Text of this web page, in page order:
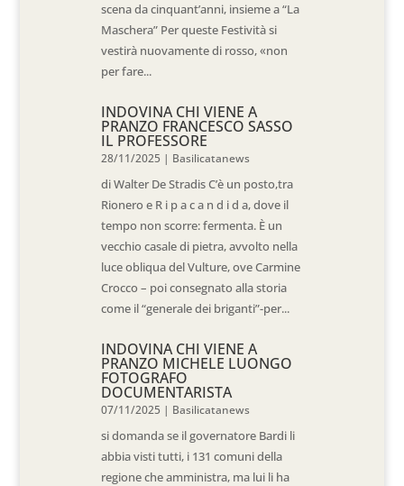
scena da cinquant’anni, insieme a “La
Maschera” Per queste Festività si
vestirà nuovamente di rosso, «non
per fare...
INDOVINA CHI VIENE A
PRANZO FRANCESCO SASSO
IL PROFESSORE
28/11/2025 | Basilicatanews
di Walter De Stradis C’è un posto,tra
Rionero e R i p a c a n d i d a, dove il
tempo non scorre: fermenta. È un
vecchio casale di pietra, avvolto nella
luce obliqua del Vulture, ove Carmine
Crocco – poi consegnato alla storia
come il “generale dei briganti”-per...
INDOVINA CHI VIENE A
PRANZO MICHELE LUONGO
FOTOGRAFO
DOCUMENTARISTA
07/11/2025 | Basilicatanews
si domanda se il governatore Bardi li
abbia visti tutti, i 131 comuni della
regione che amministra, ma lui li ha